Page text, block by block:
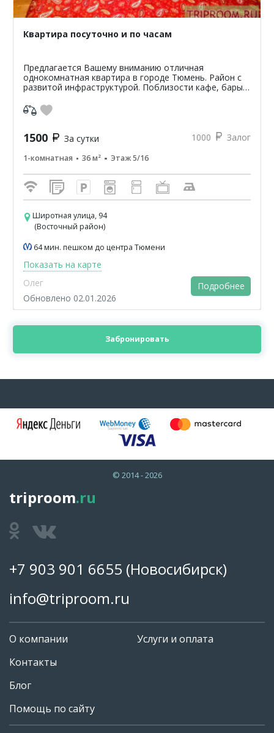
Квартира посуточно и по часам
Предлагается Вашему вниманию отличная
однокомнатная квартира в городе Тюмень. Район с
развитой инфраструктурой. Поблизости кафе, бары,
общественного транспорт...
1500 За сутки 1000 Залог
1-комнатная 36 м² Этаж 5/16
Широтная улица, 94
(Восточный район)
64 мин. пешком до центра Тюмени
Показать на карте
Олег
Обновлено 02.01.2026
Подробнее
Забронировать
© 2014 - 2026
triproom.ru
+7 903 901 6655 (Новосибирск)
info@triproom.ru
О компании
Контакты
Блог
Помощь по сайту
Услуги и оплата